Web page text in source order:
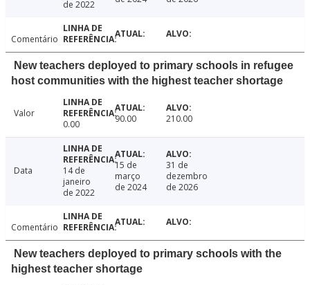
de 2022
Comentário
New teachers deployed to primary schools in refugee
host communities with the highest teacher shortage
Valor
0.00
90.00 210.00
Data
14 de
janeiro
de 2022
15 de
março
de 2024
31 de
dezembro
de 2026
Comentário
New teachers deployed to primary schools with the
highest teacher shortage